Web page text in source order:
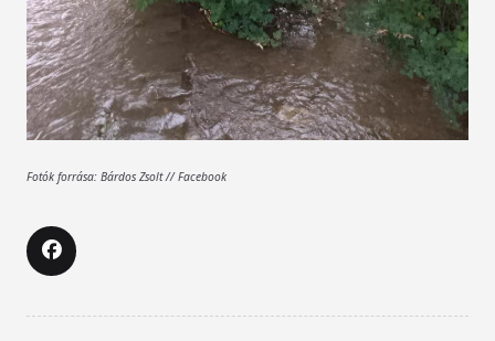
Fotók forrása: Bárdos Zsolt // Facebook